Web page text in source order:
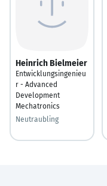
Heinrich Bielmeier
Entwicklungsingenieu
r - Advanced
Development
Mechatronics
Neutraubling